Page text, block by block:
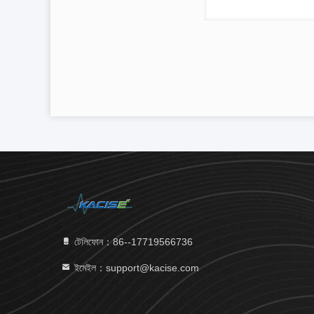
টেলিফোন：86--17719566736
ইমেইল：support@kacise.com